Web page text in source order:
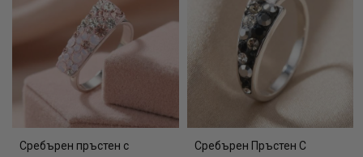
Сребърен пръстен с
Сребърен Пръстен С